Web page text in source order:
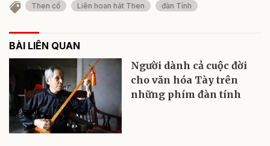
Then cổ Liên hoan hát Then đàn Tính
BÀI LIÊN QUAN
Người dành cả cuộc đời
cho văn hóa Tày trên
những phím đàn tính